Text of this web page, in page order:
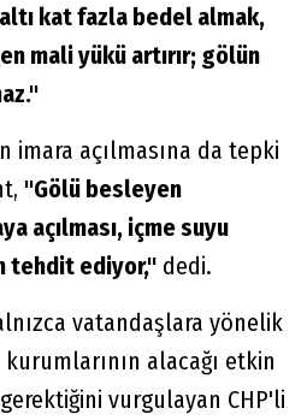
kat fazla bedel almak,
mali yükü artırır; gölün
imara açılmasına da tepki
"Gölü besleyen
açılması, içme suyu
tehdit ediyor," dedi.
vatandaşlara yönelik
alacağı etkin
vurgulayan CHP'li